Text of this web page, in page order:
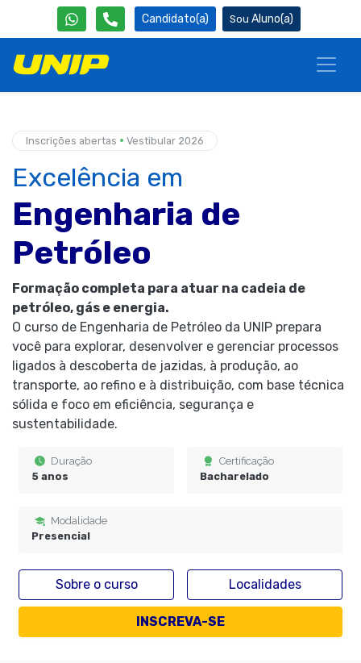
Candidato(a) Aluno(a)
Inscrições abertas • Vestibular 2026
Excelência em
Engenharia de
Petróleo
Formação completa para atuar na cadeia de
petróleo, gás e energia.
O curso de Engenharia de Petróleo da UNIP prepara
você para explorar, desenvolver e gerenciar processos
ligados à descoberta de jazidas, à produção, ao
transporte, ao refino e à distribuição, com base técnica
sólida e foco em eficiência, segurança e
sustentabilidade.
Duração
5 anos
Certificação
Bacharelado
Modalidade
Presencial
Sobre o curso Localidades
INSCREVA-SE